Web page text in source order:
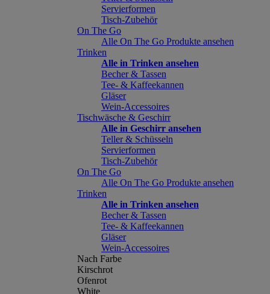
Servierformen
Tisch-Zubehör
On The Go
Alle On The Go Produkte ansehen
Trinken
Alle in Trinken ansehen
Becher & Tassen
Tee- & Kaffeekannen
Gläser
Wein-Accessoires
Tischwäsche & Geschirr
Alle in Geschirr ansehen
Teller & Schüsseln
Servierformen
Tisch-Zubehör
On The Go
Alle On The Go Produkte ansehen
Trinken
Alle in Trinken ansehen
Becher & Tassen
Tee- & Kaffeekannen
Gläser
Wein-Accessoires
Nach Farbe
Kirschrot
Ofenrot
White